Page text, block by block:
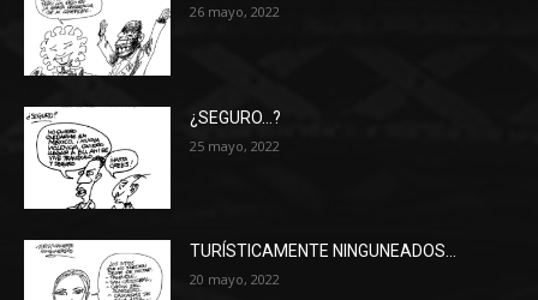
26 mayo, 2022
¿SEGURO…?
25 mayo, 2022
TURÍSTICAMENTE NINGUNEADOS…
20 mayo, 2022